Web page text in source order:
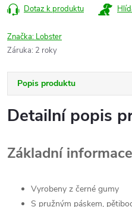
Dotaz k produktu
Značka: Lobster
Záruka: 2 roky
Popis produktu
Detailní popis
Základní
Vyrobeny z černé gumy
S pružným páskem,